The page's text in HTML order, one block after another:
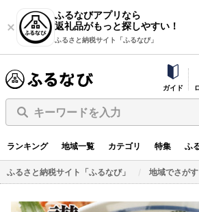
ふるなびアプリなら
返礼品がもっと探しやすい！
ふるさと納税サイト「ふるなび」
ガイド
キーワードを入力
ランキング 地域一覧 カテゴリ 特集 ふ
ふるさと納税サイト「ふるなび」 地域でさがす